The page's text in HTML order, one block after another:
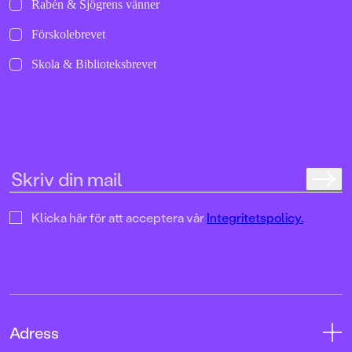
Rabén & Sjögrens vänner
Förskolebrevet
Skola & Biblioteksbrevet
Klicka här för att acceptera vårIntegritetspolicy.
Adress